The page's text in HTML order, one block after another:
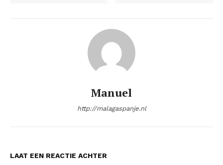
Manuel
http://malagaspanje.nl
LAAT EEN REACTIE ACHTER